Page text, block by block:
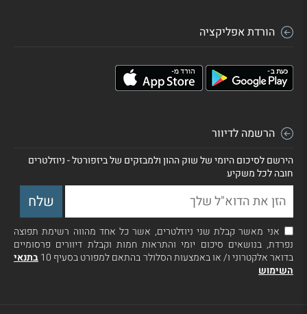
הורדת אפליקציה
הרשמה לדיוור
הירשם לסיכום היומי של שוק ההון ולמבזקים של ביזפורטל - ניוזלטרים
חובה לכל משקיע
אני מאשר קבלת שני ניוזלטרים, אשר כל אחד מהווה רשימת תפוצה
נפרדת, בנושאים סיכום יומי והתראות חמות וקבלת דיוורים פרסומיים
בדואר אלקטרוני ו/ או באמצעות הסלולר בהתאם למפורט בסעיף 10
בתנאי
השימוש